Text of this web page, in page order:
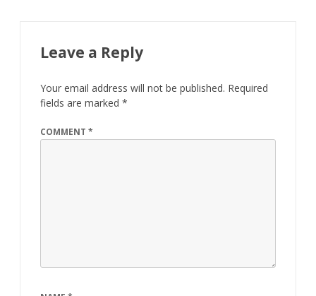
Leave a Reply
Your email address will not be published. Required
fields are marked *
COMMENT *